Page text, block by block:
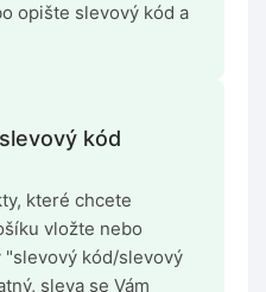
opište slevový kód a
kód
které chcete
vložte nebo
kód/slevový
sleva se Vám